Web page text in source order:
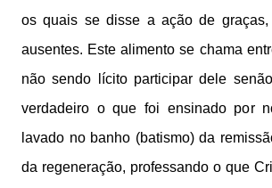
os quais se disse a ação de
ausentes. Este alimento se chama
não sendo lícito participar dele
verdadeiro o que foi ensinado por
lavado no banho (batismo) da
da regeneração, professando o que